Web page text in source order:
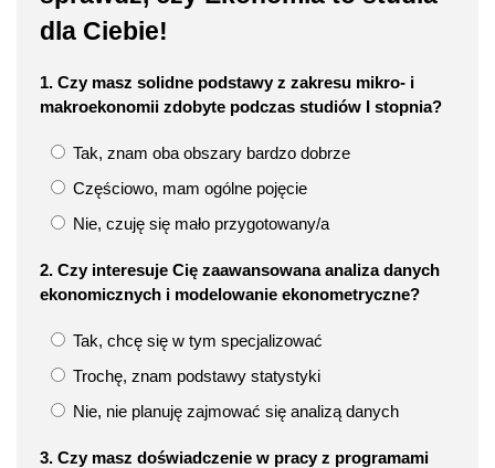
dla Ciebie!
1. Czy masz solidne podstawy z zakresu mikro- i
makroekonomii zdobyte podczas studiów I stopnia?
Tak, znam oba obszary bardzo dobrze
Częściowo, mam ogólne pojęcie
Nie, czuję się mało przygotowany/a
2. Czy interesuje Cię zaawansowana analiza danych
ekonomicznych i modelowanie ekonometryczne?
Tak, chcę się w tym specjalizować
Trochę, znam podstawy statystyki
Nie, nie planuję zajmować się analizą danych
3. Czy masz doświadczenie w pracy z programami